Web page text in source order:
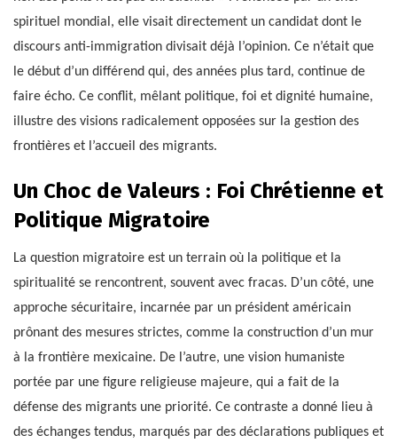
spirituel mondial, elle visait directement un candidat dont le
discours anti-immigration divisait déjà l’opinion. Ce n’était que
le début d’un différend qui, des années plus tard, continue de
faire écho. Ce conflit, mêlant politique, foi et dignité humaine,
illustre des visions radicalement opposées sur la gestion des
frontières et l’accueil des migrants.
Un Choc de Valeurs : Foi Chrétienne et
Politique Migratoire
La question migratoire est un terrain où la politique et la
spiritualité se rencontrent, souvent avec fracas. D’un côté, une
approche sécuritaire, incarnée par un président américain
prônant des mesures strictes, comme la construction d’un mur
à la frontière mexicaine. De l’autre, une vision humaniste
portée par une figure religieuse majeure, qui a fait de la
défense des migrants une priorité. Ce contraste a donné lieu à
des échanges tendus, marqués par des déclarations publiques et